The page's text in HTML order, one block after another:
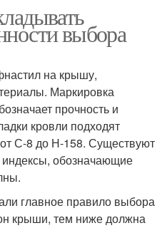
выбора
на крышу,
Маркировка
прочность и
кровли подходят
С-8 до Н-158. Существуют
обозначающие
главное правило выбора
крыши, тем ниже должна